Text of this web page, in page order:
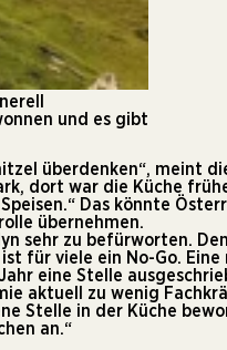
und es gibt
überdenken“, meint
dort war die Küche
Das könnte
übernehmen.
sehr zu befürworten.
für viele ein No-Go.
eine Stelle
aktuell zu wenig
Stelle in der Küche
an.“